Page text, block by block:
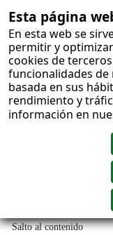
Esta página
En esta web se
permitir y
cookies de
funcionalidades de
basada en sus
rendimiento y
información en
Salto al contenido